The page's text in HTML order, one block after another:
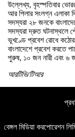
উল্লেখ্য, বৃহস্পতিবার
আর পিলার সংলগ্ন এলাকা
সদস্যরা ২৮ জনকে
সদস্যরা দ্রুত ঘটনাস্থলে
ভূখণ্ডে প্রবেশ রোধে কঠোর
বাংলাদেশে প্রবেশ করতে
পুরুষ, ১০ জন নারী এবং ৬
আরটিভি/টিআর
বেঙ্গল মিডিয়া করপোরেশন